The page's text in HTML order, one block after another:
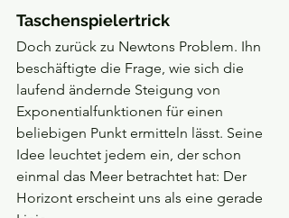
Taschenspielertrick
Doch zurück zu Newtons Problem. Ihn
beschäftigte die Frage, wie sich die
laufend ändernde Steigung von
Exponentialfunktionen für einen
beliebigen Punkt ermitteln lässt. Seine
Idee leuchtet jedem ein, der schon
einmal das Meer betrachtet hat: Der
Horizont erscheint uns als eine gerade